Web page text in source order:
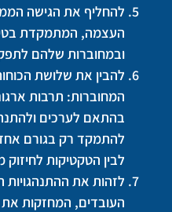
להחליף את הגישה
העצמה, המתמקדת
ובמחוברות שלהם
להבין את שלושת
המחוברות: תרבות
בהתאם לערכים
להתמקד רק בגורם
לבין הטקטיקות לחיזוק
לזהות את ההתנהגויות
העובדים, המחזקות